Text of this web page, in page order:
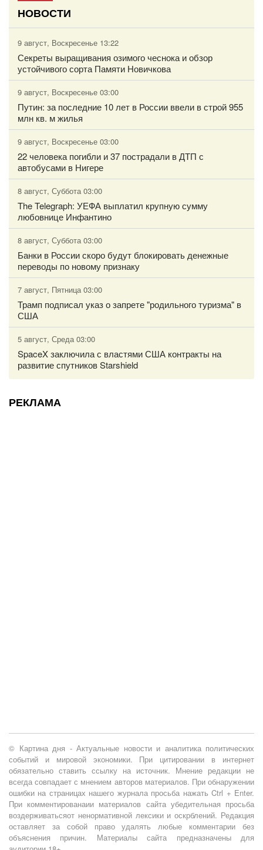
НОВОСТИ
9 август, Воскресенье 13:22
Секреты выращивания озимого чеснока и обзор
устойчивого сорта Памяти Новичкова
9 август, Воскресенье 03:00
Путин: за последние 10 лет в России ввели в строй 955
млн кв. м жилья
9 август, Воскресенье 03:00
22 человека погибли и 37 пострадали в ДТП с
автобусами в Нигере
8 август, Суббота 03:00
The Telegraph: УЕФА выплатил крупную сумму
любовнице Инфантино
8 август, Суббота 03:00
Банки в России скоро будут блокировать денежные
переводы по новому признаку
7 август, Пятница 03:00
Трамп подписал указ о запрете "родильного туризма" в
США
5 август, Среда 03:00
SpaceX заключила с властями США контракты на
развитие спутников Starshield
РЕКЛАМА
© Картина дня - Актуальные новости и аналитика политических
событий и мировой экономики. При цитировании в интернет
обязательно ставить ссылку на источник. Мнение редакции не
всегда совпадает с мнением авторов материалов. При обнаружении
ошибки на страницах нашего журнала просьба нажать Ctrl + Enter.
При комментированаии материалов сайта убедительная просьба
воздерживатьсяот ненормативной лексики и оскрблений. Редакция
оставляет за собой право удалять любые комментарии без
объяснения причин. Материалы сайта предназначены для